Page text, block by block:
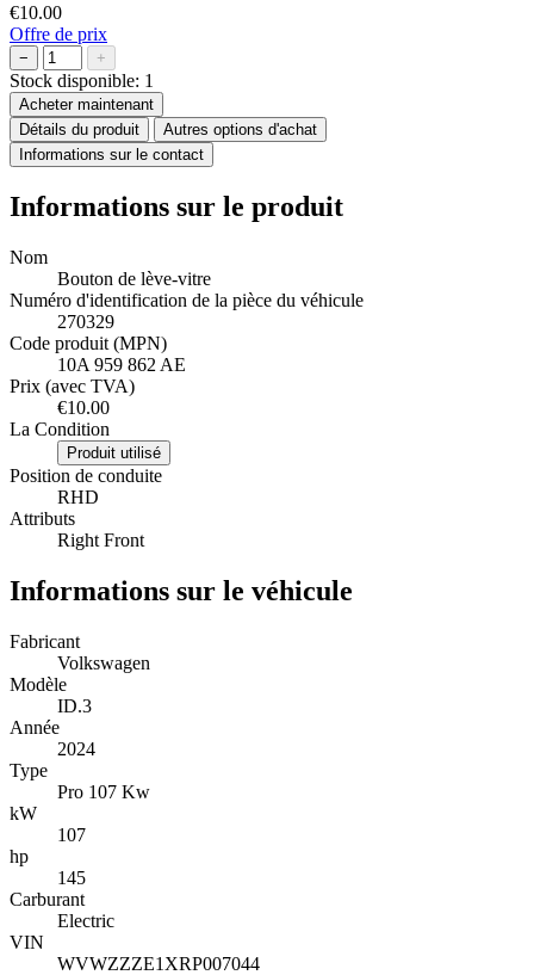
€10.00
Offre de prix
− +
Stock disponible: 1
Acheter maintenant
Détails du produit
Autres options d'achat
Informations sur le contact
Informations sur le produit
Nom
Bouton de lève-vitre
Numéro d'identification de la pièce du véhicule
270329
Code produit (MPN)
10A 959 862 AE
Prix (avec TVA)
€10.00
La Condition
Produit utilisé
Position de conduite
RHD
Attributs
Right Front
Informations sur le véhicule
Fabricant
Volkswagen
Modèle
ID.3
Année
2024
Type
Pro 107 Kw
kW
107
hp
145
Carburant
Electric
VIN
WVWZZZE1XRP007044